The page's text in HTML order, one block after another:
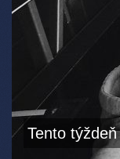
Tento